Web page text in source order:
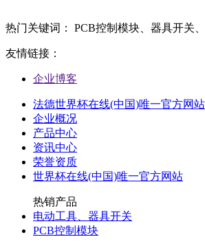
热门关键词： PCB控制模块、器具开关
友情链接：
企业博客
法德世界杯在线(中国)唯一官方网站
企业概况
产品中心
资讯中心
荣誉资质
世界杯在线(中国)唯一官方网站
热销产品
电动工具、器具开关
PCB控制模块